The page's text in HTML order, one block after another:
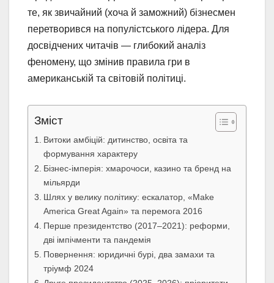
те, як звичайний (хоча й заможний) бізнесмен
перетворився на популістського лідера. Для
досвідчених читачів — глибокий аналіз
феномену, що змінив правила гри в
американській та світовій політиці.
Зміст
Витоки амбіцій: дитинство, освіта та
формування характеру
Бізнес-імперія: хмарочоси, казино та бренд на
мільярди
Шлях у велику політику: ескалатор, «Make
America Great Again» та перемога 2016
Перше президентство (2017–2021): реформи,
дві імпічменти та пандемія
Повернення: юридичні бурі, два замахи та
тріумф 2024